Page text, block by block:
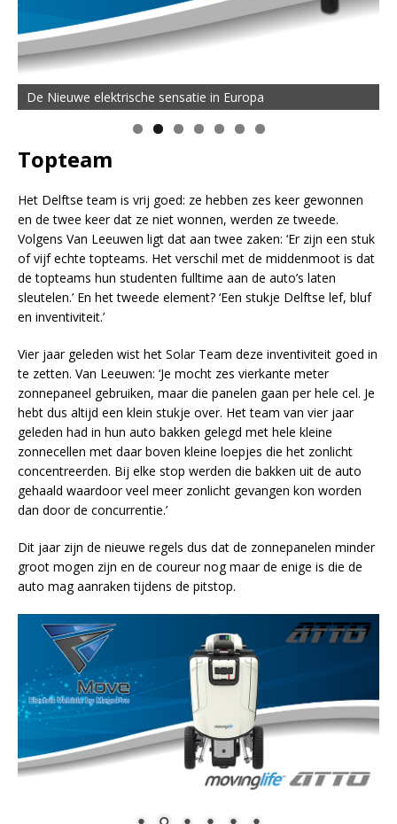
De Nieuwe elektrische sensatie in Europa
Topteam
Het Delftse team is vrij goed: ze hebben zes keer gewonnen
en de twee keer dat ze niet wonnen, werden ze tweede.
Volgens Van Leeuwen ligt dat aan twee zaken: ‘Er zijn een stuk
of vijf echte topteams. Het verschil met de middenmoot is dat
de topteams hun studenten fulltime aan de auto’s laten
sleutelen.’ En het tweede element? ‘Een stukje Delftse lef, bluf
en inventiviteit.’
Vier jaar geleden wist het Solar Team deze inventiviteit goed in
te zetten. Van Leeuwen: ‘Je mocht zes vierkante meter
zonnepaneel gebruiken, maar die panelen gaan per hele cel. Je
hebt dus altijd een klein stukje over. Het team van vier jaar
geleden had in hun auto bakken gelegd met hele kleine
zonnecellen met daar boven kleine loepjes die het zonlicht
concentreerden. Bij elke stop werden die bakken uit de auto
gehaald waardoor veel meer zonlicht gevangen kon worden
dan door de concurrentie.’
Dit jaar zijn de nieuwe regels dus dat de zonnepanelen minder
groot mogen zijn en de coureur nog maar de enige is die de
auto mag aanraken tijdens de pitstop.